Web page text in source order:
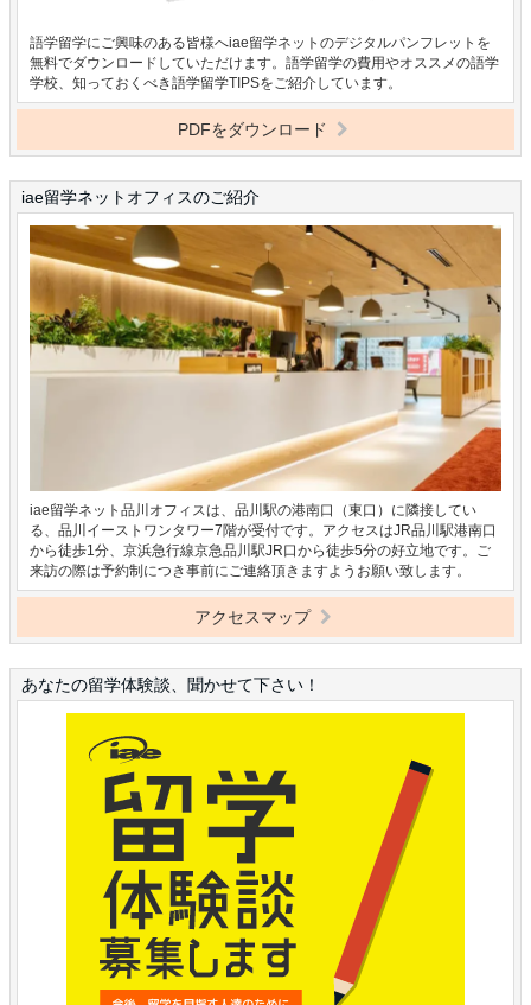
語学留学にご興味のある皆様へiae留学ネットのデジタルパンフレットを
無料でダウンロードしていただけます。語学留学の費用やオススメの語学
学校、知っておくべき語学留学TIPSをご紹介しています。
PDFをダウンロード
iae留学ネットオフィスのご紹介
iae留学ネット品川オフィスは、品川駅の港南口（東口）に隣接してい
る、品川イーストワンタワー7階が受付です。アクセスはJR品川駅港南口
から徒歩1分、京浜急行線京急品川駅JR口から徒歩5分の好立地です。ご
来訪の際は予約制につき事前にご連絡頂きますようお願い致します。
アクセスマップ
あなたの留学体験談、聞かせて下さい！